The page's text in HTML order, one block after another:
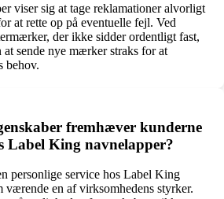
viser sig at tage reklamationer alvorligt
at rette op på eventuelle fejl. Ved
der ikke sidder ordentligt fast,
sende nye mærker straks for at
behov.
fremhæver kunderne
Label King navnelapper?
personlige service hos Label King
værende en af virksomhedens styrker.